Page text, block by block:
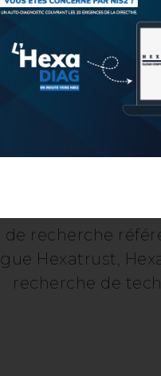
Nos
de recherche
Hexatrust,
recherche de